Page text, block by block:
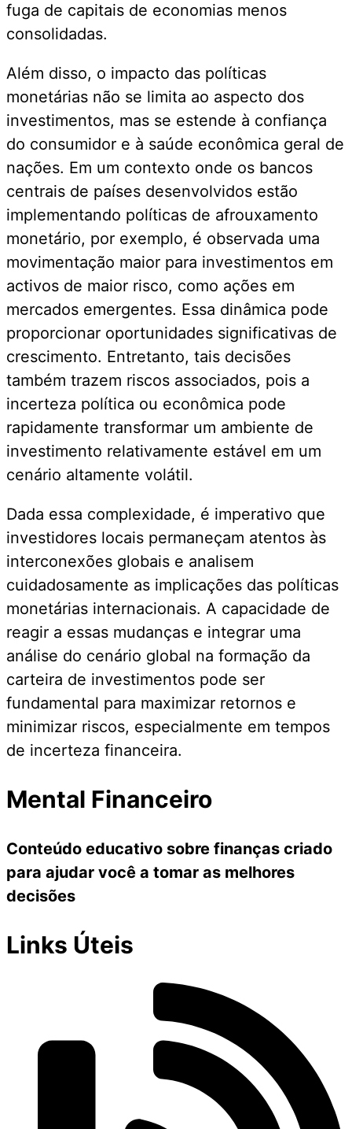
fuga de capitais de economias menos
consolidadas.
Além disso, o impacto das políticas
monetárias não se limita ao aspecto dos
investimentos, mas se estende à confiança
do consumidor e à saúde econômica geral de
nações. Em um contexto onde os bancos
centrais de países desenvolvidos estão
implementando políticas de afrouxamento
monetário, por exemplo, é observada uma
movimentação maior para investimentos em
activos de maior risco, como ações em
mercados emergentes. Essa dinâmica pode
proporcionar oportunidades significativas de
crescimento. Entretanto, tais decisões
também trazem riscos associados, pois a
incerteza política ou econômica pode
rapidamente transformar um ambiente de
investimento relativamente estável em um
cenário altamente volátil.
Dada essa complexidade, é imperativo que
investidores locais permaneçam atentos às
interconexões globais e analisem
cuidadosamente as implicações das políticas
monetárias internacionais. A capacidade de
reagir a essas mudanças e integrar uma
análise do cenário global na formação da
carteira de investimentos pode ser
fundamental para maximizar retornos e
minimizar riscos, especialmente em tempos
de incerteza financeira.
Mental Financeiro
Conteúdo educativo sobre finanças criado
para ajudar você a tomar as melhores
decisões
Links Úteis